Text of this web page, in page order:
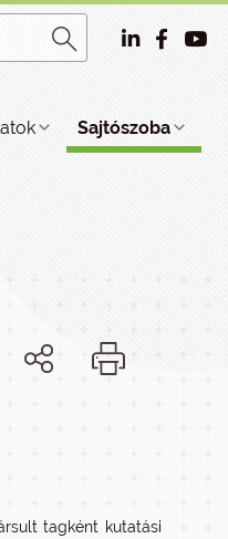
Sajtószoba
tagként kutatási